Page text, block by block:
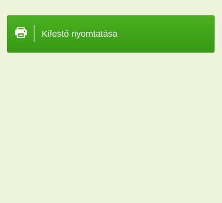
Kifestő nyomtatása